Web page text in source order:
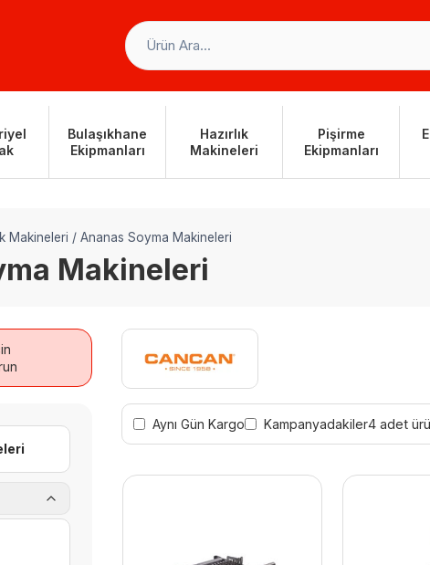
Bulaşıkhane
Ekipmanları
Hazırlık
Makineleri
Pişirme
Ekipmanları
Makineleri / Ananas Soyma Makineleri
Makineleri
Aynı Gün Kargo Kampanyadakiler4 adet